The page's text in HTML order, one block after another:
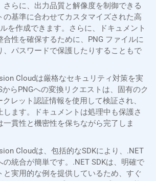
さらに、出力品質と解像度を制御できる
の基準に合わせてカスタマイズされた高
を作成できます。さらに、ドキュメント
性を確保するために、PNG ファイルに
、パスワードで保護したりすることもで
Cloudは厳格なセキュリティ対策を実
らPNGへの変換リクエストは、固有のク
レット認証情報を使用して検証され、
します。ドキュメントは処理中も保護さ
一貫性と機密性を保ちながら完了しま
Cloudは、包括的なSDKにより、.NET
の統合が簡単です。.NET SDKは、明確で
と実用的な例を提供しているため、すぐ